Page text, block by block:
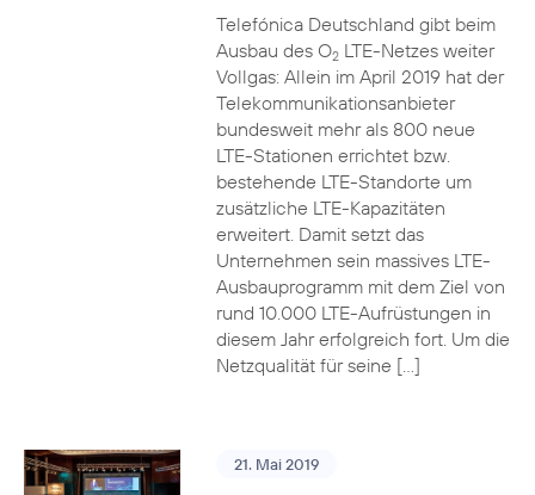
Telefónica Deutschland gibt beim
Ausbau des O2LTE-Netzes weiter
Vollgas: Allein im April 2019 hat der
Telekommunikationsanbieter
bundesweit mehr als 800 neue
LTE-Stationen errichtet bzw.
bestehende LTE-Standorte um
zusätzliche LTE-Kapazitäten
erweitert. Damit setzt das
Unternehmen sein massives LTE-
Ausbauprogramm mit dem Ziel von
rund 10.000 LTE-Aufrüstungen in
diesem Jahr erfolgreich fort. Um die
Netzqualität für seine […]
21. Mai 2019